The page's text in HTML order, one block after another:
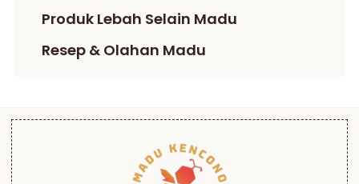
Produk Lebah Selain Madu
Resep & Olahan Madu